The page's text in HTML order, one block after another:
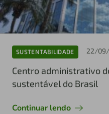
SUSTENTABILIDADE 22/
Centro administrativo
sustentável do Brasil
Continuar lendo